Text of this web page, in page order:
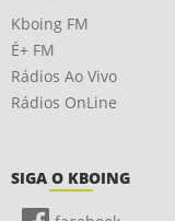
Kboing FM
É+ FM
Rádios Ao Vivo
Rádios OnLine
SIGA O KBOING